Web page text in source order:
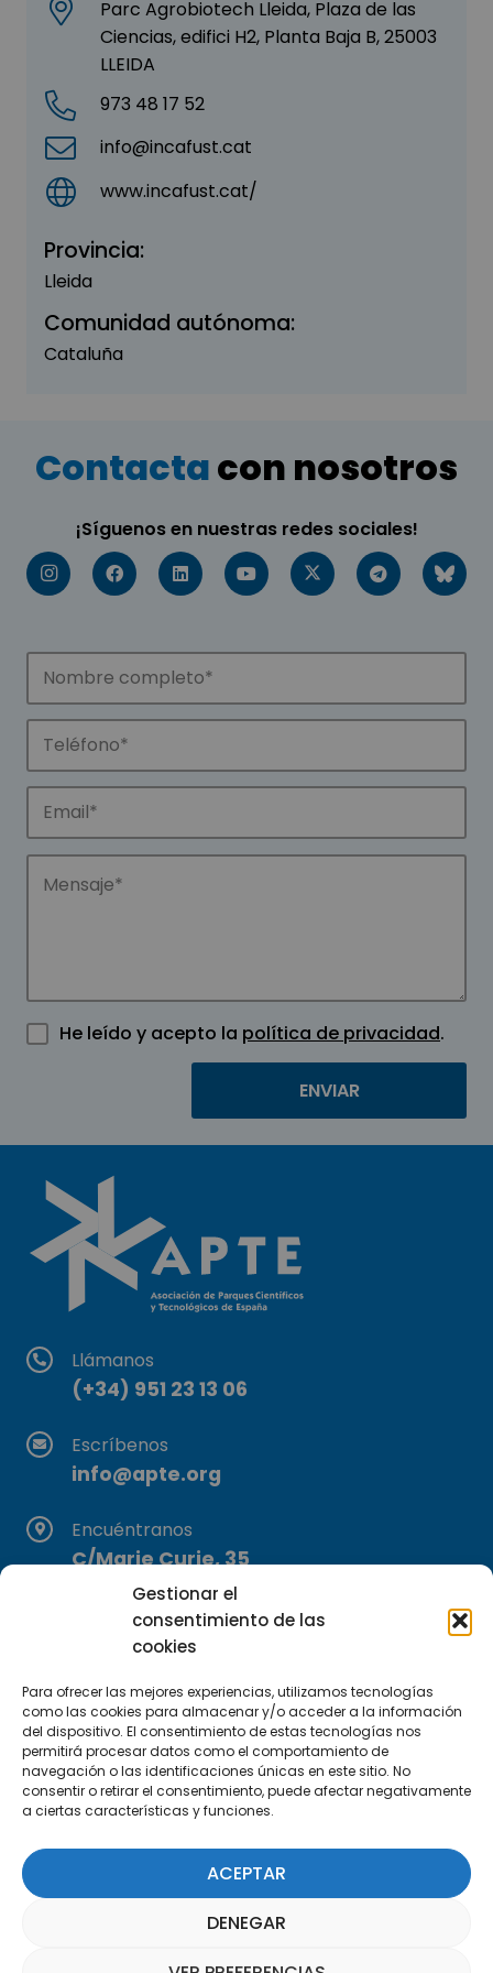
Gestionar el
consentimiento de las
cookies
Para ofrecer las mejores experiencias, utilizamos tecnologías
como las cookies para almacenar y/o acceder a la información
del dispositivo. El consentimiento de estas tecnologías nos
permitirá procesar datos como el comportamiento de
navegación o las identificaciones únicas en este sitio. No
consentir o retirar el consentimiento, puede afectar negativamente
a ciertas características y funciones.
ACEPTAR
DENEGAR
Parc Agrobiotech Lleida, Plaza de las
Ciencias, edifici H2, Planta Baja B, 25003
LLEIDA
973 48 17 52
info@incafust.cat
www.incafust.cat/
Provincia:
Lleida
Comunidad autónoma:
Cataluña
Contactacon nosotros
¡Síguenos en nuestras redes sociales!
He leído y acepto la política de privacidad.
Llámanos
(+34) 951 23 13 06
Escríbenos
info@apte.org
Encuéntranos
C/Marie Curie, 35
29590 Campanillas, Málaga
Suscríbete a nuestra Newsletter
SUSCRÍBETE AQUÍ